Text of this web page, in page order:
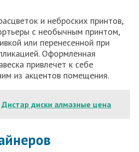
и неброских принтов,
с необычным принтом,
или перенесенной при
Оформленная
привлечет к себе
из акцентов помещения.
Дистар диски алмазные цена